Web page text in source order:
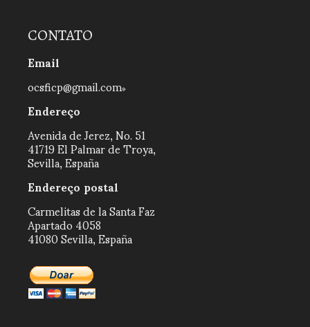
CONTATO
Email
ocsficp@gmail.com
Endereço
Avenida de Jerez, No. 51
41719 El Palmar de Troya,
Sevilla, España
Endereço postal
Carmelitas de la Santa Faz
Apartado 4058
41080 Sevilla, España